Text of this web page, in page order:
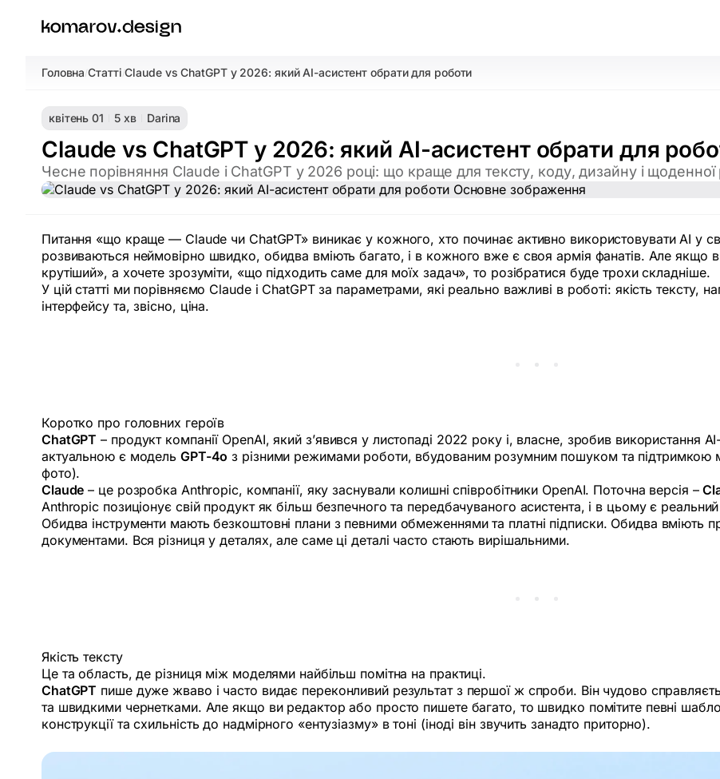
Головна/Статті/Claude vs ChatGPT у 2026: який AI-асистент обрати для роботи
квітень 01 5 хв Darina
Claude vs ChatGPT у 2026: який AI-асистент обрати для
Чесне порівняння Claude і ChatGPT у 2026 році: що краще для тексту, коду, дизайну і щоденної
Питання «що краще — Claude чи ChatGPT» виникає у кожного, хто починає активно використовувати AI у
розвиваються неймовірно швидко, обидва вміють багато, і в кожного вже є своя армія фанатів. Але якщо
крутіший», а хочете зрозуміти, «що підходить саме для моїх задач», то розібратися буде трохи складніше.
У цій статті ми порівняємо Claude і ChatGPT за параметрами, які реально важливі в роботі: якість тексту,
інтерфейсу та, звісно, ціна.
Коротко про головних героїв
ChatGPT – продукт компанії OpenAI, який з’явився у листопаді 2022 року і, власне, зробив використання
актуальною є модель GPT-4o з різними режимами роботи, вбудованим розумним пошуком та підтримкою
фото).
Claude – це розробка Anthropic, компанії, яку заснували колишні співробітники OpenAI. Поточна версія –
Anthropic позиціонує свій продукт як більш безпечного та передбачуваного асистента, і в цьому є
Обидва інструменти мають безкоштовні плани з певними обмеженнями та платні підписки. Обидва
документами. Вся різниця у деталях, але саме ці деталі часто стають вирішальними.
Якість тексту
Це та область, де різниця між моделями найбільш помітна на практиці.
ChatGPT пише дуже жваво і часто видає переконливий результат з першої ж спроби. Він чудово
та швидкими чернетками. Але якщо ви редактор або просто пишете багато, то швидко помітите певні
конструкції та схильність до надмірного «ентузіазму» в тоні (іноді він звучить занадто приторно).